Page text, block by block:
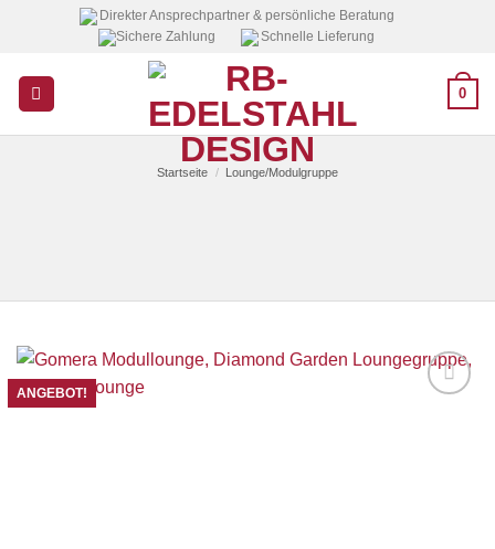
Direkter Ansprechpartner & persönliche Beratung
Sichere Zahlung
Schnelle Lieferung
0
Startseite / Lounge/Modulgruppe
ANGEBOT!